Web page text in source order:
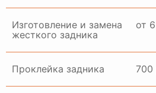
Изготовление и замена
жесткого задника
от
Проклейка задника 700